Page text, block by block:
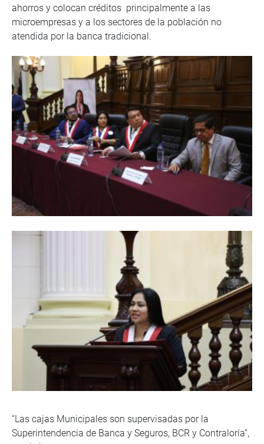
ahorros y colocan créditos principalmente a las
microempresas y a los sectores de la población no
atendida por la banca tradicional.
“Las cajas Municipales son supervisadas por la
Superintendencia de Banca y Seguros, BCR y Contraloría”,